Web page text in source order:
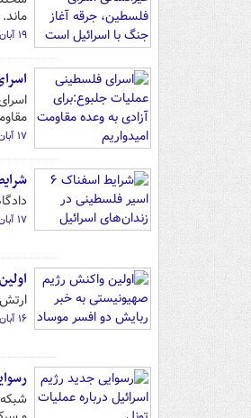
ماند.
۱۹ آبان ۰۰ - ۰۲:۲۳
۱۷ آبان ۰۰ - ۲۳:۴۳
شرایط اسفناک
دادگاهی در
۱۷ آبان ۰۰ - ۲۱:۲۸
۱۶ آبان ۰۰ - ۰۴:۰۷